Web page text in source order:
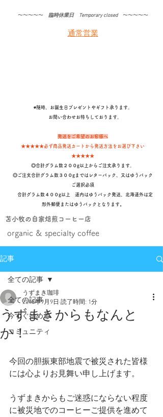
〜〜〜〜〜​ 臨時休業日 Temporary closed〜〜〜〜〜
通常営業
◉随時、お誕生日プレゼントやギフト承ります。
​ お問い合わせお待ちしております。
発送をご希望のお客様へ
★★★★★必ず商品発送カートから発送方法をお選び下さい
★★★★★
◎合計グラム数２００g以上からご注文承ります。
◎ご注文合計グラム数３００gまではレターパック、又はゆうパック
ご選択必須
合計グラム数４００g以上 道内はゆうパック発送、北海道外は定
形外郵便またはゆうパックとなります 。
苫小牧の自家焙煎コーヒー店
organic & specialty coffee
記事
全ての記事
今すぐ始める
コミュニティ
全ての記事
うずまきからもなんと
か！
うずまき珈琲
2018年9月9日 読了時間: 1分
今回の胆振東部地震で被災された皆様
には心よりお見舞い申し上げます。
うずまきからもご迷惑にならない程度
に被災地でのコーヒーご提供を進めて